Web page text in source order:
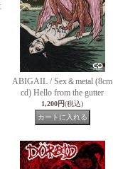
ABIGAIL / Sex＆metal (8cm
cd) Hello from the gutter
1,200円(税込)